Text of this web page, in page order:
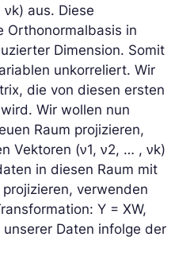
aus. Diese
Orthonormalbasis in
Dimension. Somit
unkorreliert. Wir
die von diesen ersten
Wir wollen nun
Raum projizieren,
Vektoren (ν1, ν2, … , νk)
in diesen Raum mit
verwenden
Y = XW,
Daten infolge der